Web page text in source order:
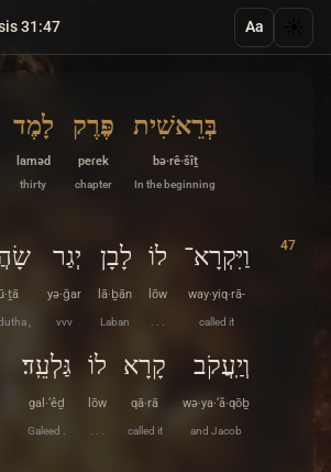
31:47 Aa
בְּרֵאשִׁית
bə·rê·šîṯ
In the beginning
פֶּרֶק
peɾek
chapter
לָמֶד
laməd
thirty
47 וַיִּקְרָא־
way·yiq·rā-
called it
לוֹ
lōw
. . .
לָבָן
lā·ḇān
Laban
יְגַר
yə·ḡar
vvv
,
וְיַֽעֲקֹב
wə·ya·‘ă·qōḇ
and Jacob
קָרָא
qā·rā
called it
לוֹ
lōw
. . .
גַּלְעֵֽד׃
gal·‘êḏ
Galeed .